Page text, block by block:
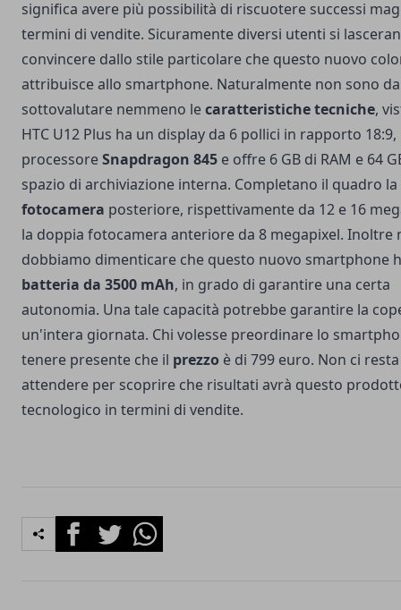
significa avere più possibilità di riscuotere successi
termini di vendite. Sicuramente diversi utenti si
convincere dallo stile particolare che questo nuovo
attribuisce allo smartphone. Naturalmente non sono da
sottovalutare nemmeno lecaratteristiche tecniche,
HTC U12 Plus ha un display da 6 pollici in rapporto 18:9,
processoreSnapdragon 845 e offre 6 GB di RAM e 64
spazio di archiviazione interna. Completano il quadro la
fotocamera posteriore, rispettivamente da 12 e 16
la doppia fotocamera anteriore da 8 megapixel. Inoltre
dobbiamo dimenticare che questo nuovo smartphone
batteria da 3500 mAh, in grado di garantire una certa
autonomia. Una tale capacità potrebbe garantire la
un'intera giornata. Chi volesse preordinare lo
tenere presente che il prezzo è di 799 euro. Non ci
attendere per scoprire che risultati avrà questo
tecnologico in termini di vendite.
FacebookTwitterWhatsapp